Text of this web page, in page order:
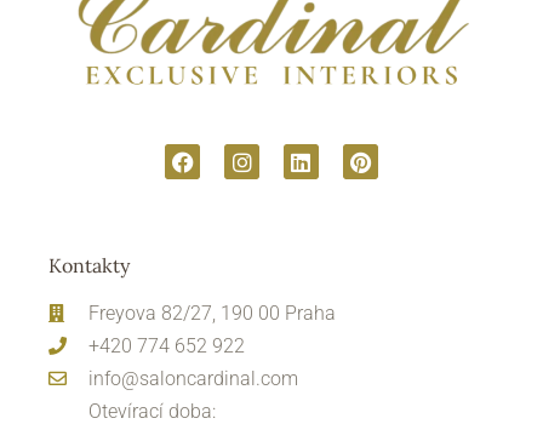
Kontakty
Freyova 82/27, 190 00 Praha
+420 774 652 922
info@saloncardinal.com
Otevírací doba: